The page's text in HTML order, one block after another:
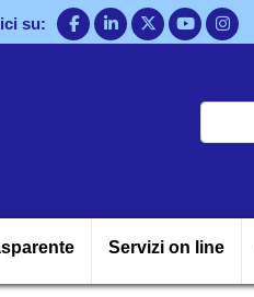
su:
principale
Servizi on line